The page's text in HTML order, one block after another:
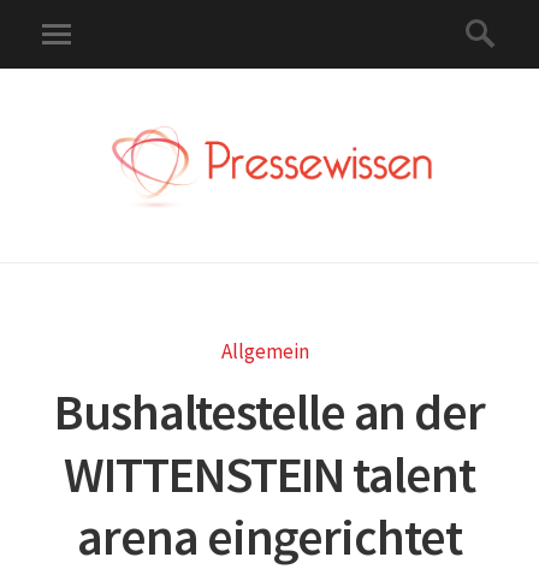
Allgemein
Bushaltestelle an der
WITTENSTEIN talent
arena eingerichtet